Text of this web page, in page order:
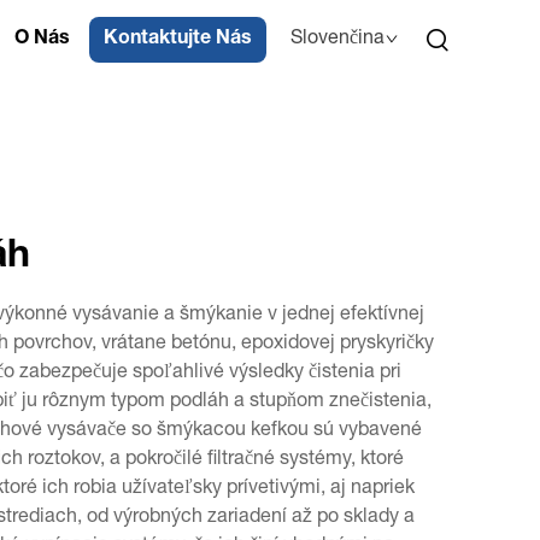
O Nás Kontaktujte Nás Slovenčina
vysávanie a šmýkanie v jednej efektívnej
vrátane betónu, epoxidovej pryskyričky
zabezpečuje spoľahlivé výsledky čistenia pri
ju rôznym typom podláh a stupňom znečistenia,
vysávače so šmýkacou kefkou sú vybavené
roztokov, a pokročilé filtračné systémy, ktoré
ich robia užívateľsky prívetivými, aj napriek
od výrobných zariadení až po sklady a